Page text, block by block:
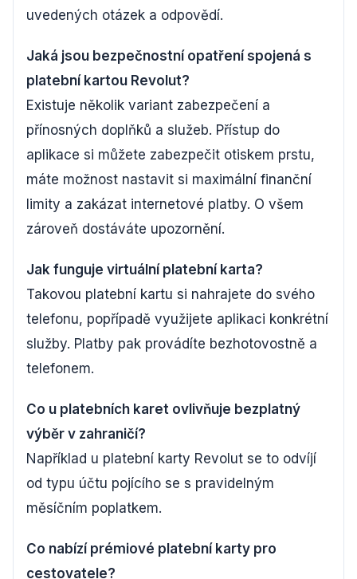
uvedených otázek a odpovědí.
Jaká jsou bezpečnostní opatření spojená s
platební kartou Revolut?
Existuje několik variant zabezpečení a
přínosných doplňků a služeb. Přístup do
aplikace si můžete zabezpečit otiskem prstu,
máte možnost nastavit si maximální finanční
limity a zakázat internetové platby. O všem
zároveň dostáváte upozornění.
Jak funguje virtuální platební karta?
Takovou platební kartu si nahrajete do svého
telefonu, popřípadě využijete aplikaci konkrétní
služby. Platby pak provádíte bezhotovostně a
telefonem.
Co u platebních karet ovlivňuje bezplatný
výběr v zahraničí?
Například u platební karty Revolut se to odvíjí
od typu účtu pojícího se s pravidelným
měsíčním poplatkem.
Co nabízí prémiové platební karty pro
cestovatele?